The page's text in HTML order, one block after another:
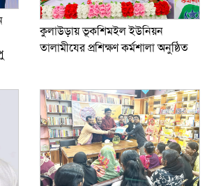
কুলাউড়ায় ভূকশিমইল ইউনিয়ন
তালামীযের প্রশিক্ষণ কর্মশালা অনুষ্ঠিত